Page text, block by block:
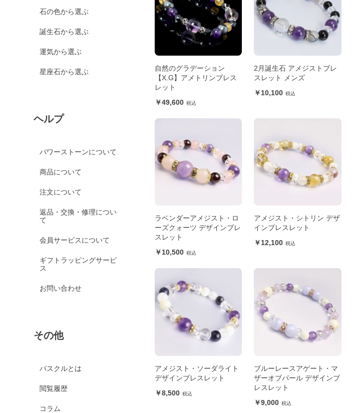
石の色から選ぶ
誕生石から選ぶ
運気から選ぶ
星座石から選ぶ
ヘルプ
パワーストーンについて
商品について
注文について
返品・交換・修理につい
て
会員サービスについて
ギフトラッピングサービ
ス
お問い合わせ
その他
パスクルとは
閲覧履歴
コラム
自然のグラデーション
【X.G】アメトリンブレス
レット
49,600
2月誕生石 アメジストブレ
スレット メンズ
10,100
ラベンダーアメジスト・ロ
ーズクォーツ デザインブレ
スレット
10,500
アメジスト・シトリン デザ
インブレスレット
12,100
アメジスト・ソーダライト
デザインブレスレット
8,500
ブルーレースアゲート・マ
ザーオブパール デザインブ
レスレット
9,000